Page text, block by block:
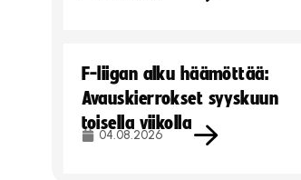
F-liigan alku häämöttää:
Avauskierrokset syyskuun
toisella viikolla
04.08.2026